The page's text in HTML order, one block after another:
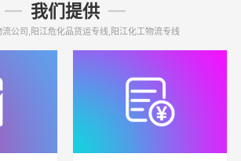
我们提供
流公司,阳江危化品货运专线,阳江化工物流专线